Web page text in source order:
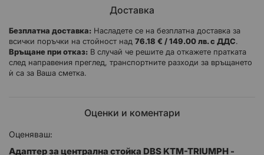
Доставка
Безплатна доставка: Насладете се на безплатна доставка за
всички поръчки на стойност над 76.18 € / 149.00 лв. с ДДС.
Връщане при отказ: В случай че решите да откажете пратката
след направения преглед, транспортните разходи за връщането
ѝ са за Ваша сметка.
Оценки и коментари
Оценяваш:
Адаптер за централна стойка DBS KTM-TRIUMPH -